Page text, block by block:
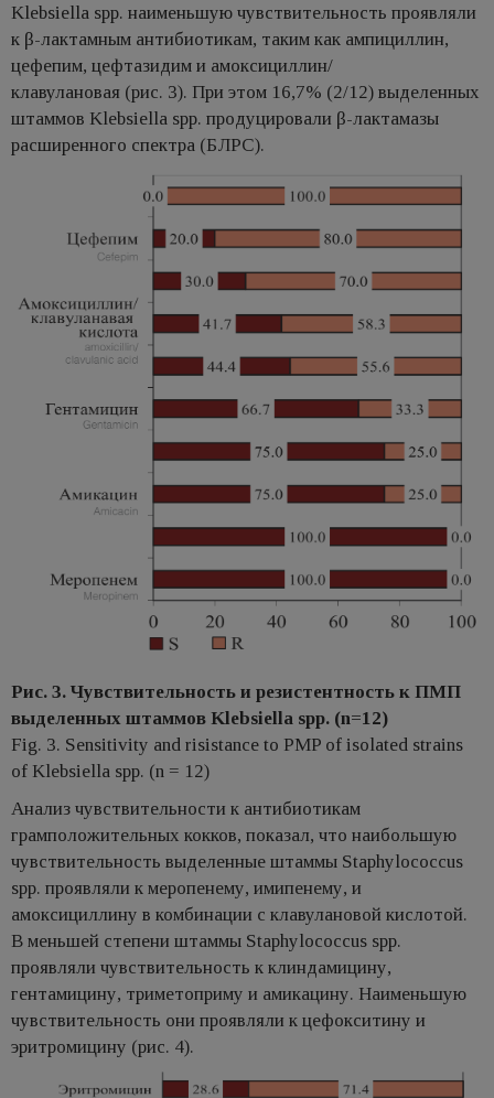
Klebsiella spp. наименьшую чувствительность проявляли
к β-лактамным антибиотикам, таким как ампициллин,
цефепим, цефтазидим и амоксициллин/
клавулановая (рис. 3). При этом 16,7% (2/12) выделенных
штаммов Klebsiella spp. продуцировали β-лактамазы
расширенного спектра (БЛРС).
Рис. 3. Чувствительность и резистентность к ПМП
выделенных штаммов Klebsiella spp. (n=12)
Fig. 3. Sensitivity and risistance to PMP of isolated strains
of Klebsiella spp. (n = 12)
Анализ чувствительности к антибиотикам
грамположительных кокков, показал, что наибольшую
чувствительность выделенные штаммы Staphylococcus
spp. проявляли к меропенему, имипенему, и
амоксициллину в комбинации с клавулановой кислотой.
В меньшей степени штаммы Staphylococcus spp.
проявляли чувствительность к клиндамицину,
гентамицину, триметоприму и амикацину. Наименьшую
чувствительность они проявляли к цефокситину и
эритромицину (рис. 4).